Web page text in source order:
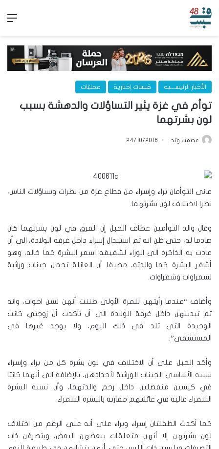
الأخبار الرئيســـية قبسات إخبارية محليّات
توأم في غزة يثير التساؤلات والدهشة بسبب
لون بشرتهما
عصمت وتد 24/10/2016
عانى التوأمان براء وإسراء من قطاع غزة من نظرات وتساؤلات الناس،
نظرا لاختلاف لون بشرتهما.
وقال والد التوأمين عطاف الحبل إن الفرق في لون بشرتهما كان
صادما له، حتى ظن انه تم استبدال إسراء داخل غرفة الولادة، الى أن
عادت به الذاكرة الى الوراء لشقيقه اسمر البشرة كما خاله، وهو
أشقر البشرة كما والدته، مضيفا أن العائلة تحمل جينات وراثية
لسمراوات وشقراوات.
وأضاف “عندما رأيتهن للمرة الأولى ظننت أنهن لسن اخوات، وانه
تم تبديلهن داخل غرفة الولادة الى أن تأكدت أن زوجتي كانت
الوحيدة التي تلد في ذلك اليوم، ولا يوجد غيرها في
المستشفى”.
وأكد الحبل على أن الاختلاف في لون بشرة كل من براء وإسراء
سببه الأساسي الجينات الوراثية لأجدادهن، بالإضافة الى أنهما كانتا
في كيسين منفصلين داخل رحم والدتهما، وأن نسبة البشرة
الشقراء عالية في عائلتهم مقارنة بالبشرة السمراء.
كما أكدت الطفلتان إسراء وبراء على أنه على الرغم من اختلاف
لون بشرتهن إلا أنهن متعلقات ببعضهن البعض، ويتصرفن ذات